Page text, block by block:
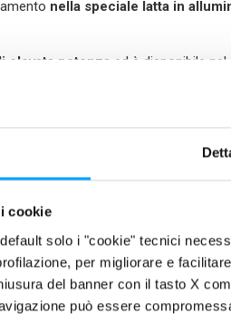
cookie
solo i "cookie" tecnici
per migliorare e
del banner con il tasto X
può essere
nella speciale latta in
elevata potenza ed è disponibile